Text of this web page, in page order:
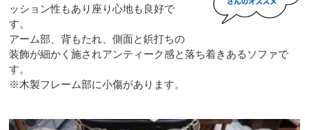
ッション性もあり座り心地も良好で
す。
アーム部、背もたれ、側面と鋲打ちの
装飾が細かく施されアンティーク感と落ち着きあるソファで
す。
※木製フレーム部に小傷があります。